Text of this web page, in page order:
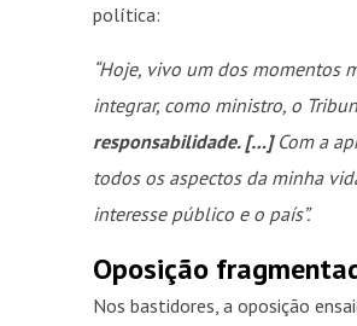
política:
“Hoje, vivo um dos momentos
integrar, como ministro, o
responsabilidade. […] Com a
todos os aspectos da minha
interesse público e o país”.
Oposição
Nos bastidores, a oposição